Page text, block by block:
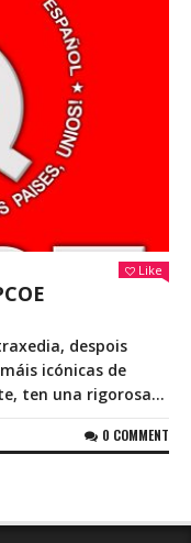
Like
despois
icónicas de
ten una rigorosa...
0 COMMENT